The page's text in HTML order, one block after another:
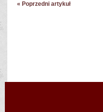
« Poprzedni artykuł